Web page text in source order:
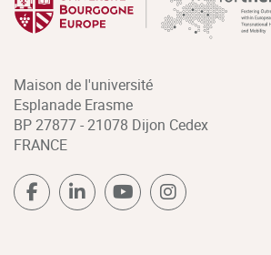
Maison de l'université
Esplanade Erasme
BP 27877 - 21078 Dijon Cedex
FRANCE